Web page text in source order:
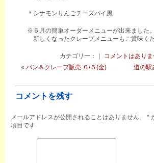
＊シナモンりんごチーズパイ風
※６月の簡単オーダーメニューが出来ました。
新しくなったクレープメニューもご賞味く
カテゴリー：｜ コメントはありま
«パン＆クレープ販売 ６/５(金) 道の
コメントを残す
メールアドレスが公開されることはありません。 *
項目です